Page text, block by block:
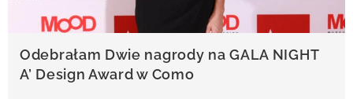
Odebrałam Dwie nagrody na GALA NIGHT
A’ Design Award w Como